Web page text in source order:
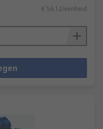
€ 56,12/eenheid